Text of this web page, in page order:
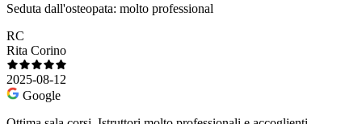
Seduta dall'osteopata: molto professional
RC
Rita Corino
2025-08-12
Google